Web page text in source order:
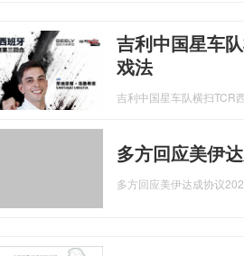
吉利中国星车
戏法
吉利中国星车队横扫TCR
多方回应美伊
多方回应美伊达成协议